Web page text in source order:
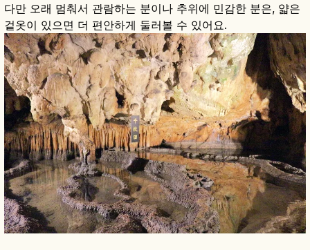
다만 오래 멈춰서 관람하는 분이나 추위에 민감한 분은, 얇은
겉옷이 있으면 더 편안하게 둘러볼 수 있어요.